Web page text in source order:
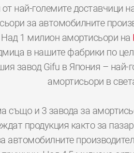
от най-големите доставчици
за автомобилните
1 милион амортисьори на
в нашите фабрики по
завод Gifu в Япония – най-
амортисьори в
също и 3 завода за
продукция както за
автомобилните